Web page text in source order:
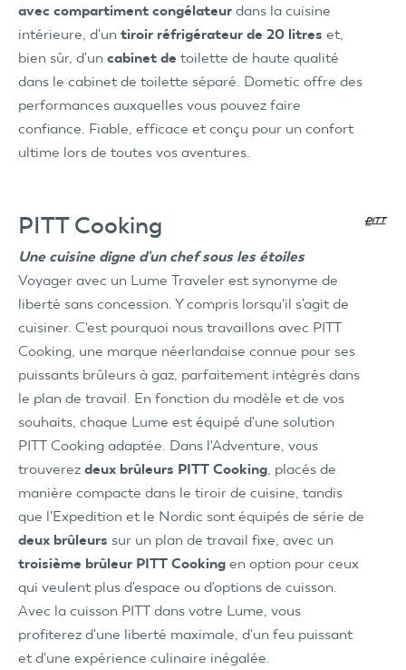
avec compartiment congélateurdans la cuisine
intérieure, d'un tiroir réfrigérateur de 20 litres et,
bien sûr, d'un cabinet de toilette de haute qualité
dans le cabinet de toilette séparé. Dometic offre des
performances auxquelles vous pouvez faire
confiance. Fiable, efficace et conçu pour un confort
ultime lors de toutes vos aventures.
PITT Cooking
Une cuisine digne d'un chef sous les étoiles
Voyager avec un Lume Traveler est synonyme de
liberté sans concession. Y compris lorsqu'il s'agit de
cuisiner. C'est pourquoi nous travaillons avec PITT
Cooking, une marque néerlandaise connue pour ses
puissants brûleurs à gaz, parfaitement intégrés dans
le plan de travail. En fonction du modèle et de vos
souhaits, chaque Lume est équipé d'une solution
PITT Cooking adaptée. Dans l'Adventure, vous
trouverezdeux brûleurs PITT Cooking, placés de
manière compacte dans le tiroir de cuisine, tandis
que l'Expedition et le Nordic sont équipés de série de
deux brûleurs sur un plan de travail fixe, avec un
troisième brûleur PITT Cookingen option pour ceux
qui veulent plus d'espace ou d'options de cuisson.
Avec la cuisson PITT dans votre Lume, vous
profiterez d'une liberté maximale, d'un feu puissant
et d'une expérience culinaire inégalée.